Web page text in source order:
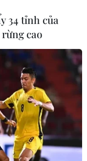
34 tỉnh của
cao